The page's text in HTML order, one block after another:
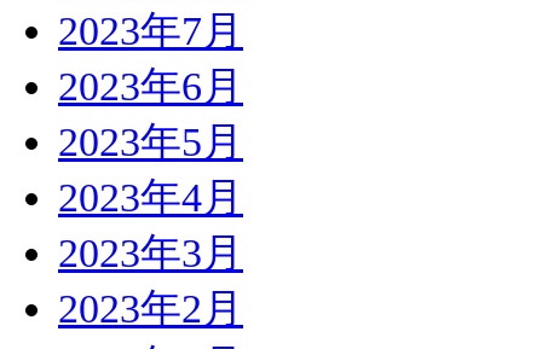
2023年7月
2023年6月
2023年5月
2023年4月
2023年3月
2023年2月